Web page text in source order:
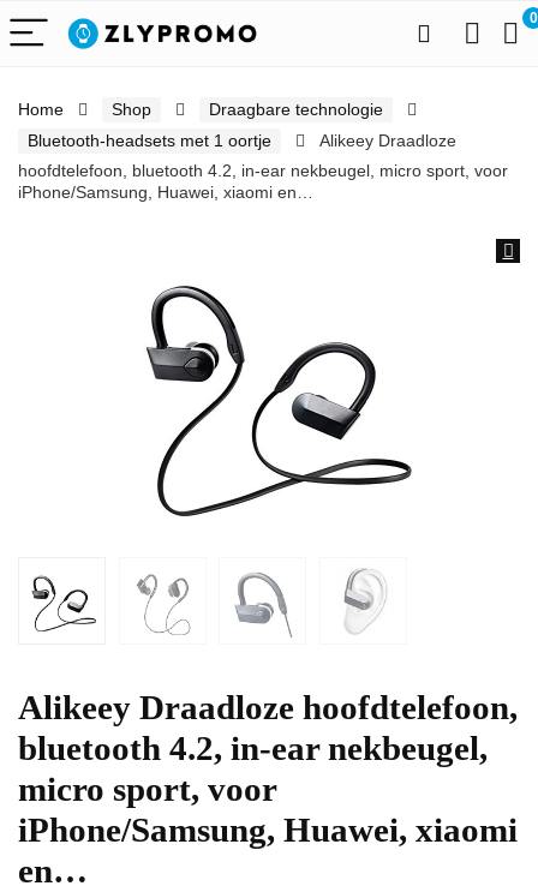
0
Home Shop
Draagbare technologie
Bluetooth-headsets met 1 oortje
Alikeey Draadloze
hoofdtelefoon, bluetooth 4.2, in-ear nekbeugel, micro sport, voor
iPhone/Samsung, Huawei, xiaomi en…
Alikeey Draadloze hoofdtelefoon,
bluetooth 4.2, in-ear nekbeugel,
micro sport, voor
iPhone/Samsung, Huawei, xiaomi
en…